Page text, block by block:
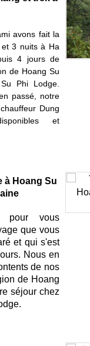
avons fait la
3 nuits à Ha
4 jours de
de Hoang Su
Phi Lodge.
passé, notre
Dung
et
à Hoang Su
pour vous
que vous
et qui s'est
Nous en
de nos
de Hoang
séjour chez